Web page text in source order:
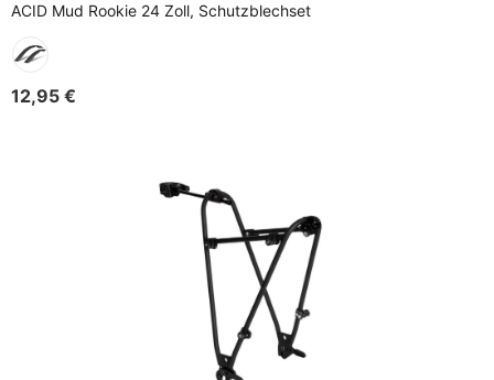
ACID Mud Rookie 24 Zoll, Schutzblechset
12,95 €